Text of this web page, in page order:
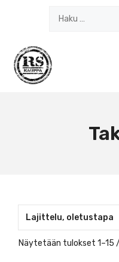
Näytetään tulokset 1–15